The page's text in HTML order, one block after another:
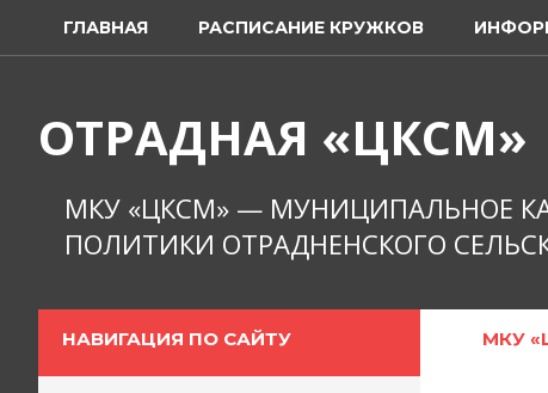
содержимому
ГЛАВНАЯ РАСПИСАНИЕ КРУЖКОВ
ОТРАДНАЯ «ЦКСМ»
МКУ «ЦКСМ» — МУНИЦИПАЛЬНОЕ
ПОЛИТИКИ ОТРАДНЕНСКОГО
МКУ
НАВИГАЦИЯ ПО САЙТУ